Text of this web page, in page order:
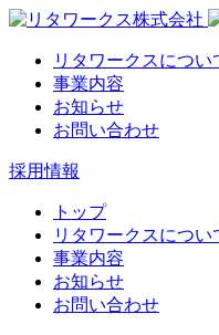
リタワークスについ
事業内容
お知らせ
お問い合わせ
採用情報
トップ
リタワークスについ
事業内容
お知らせ
お問い合わせ